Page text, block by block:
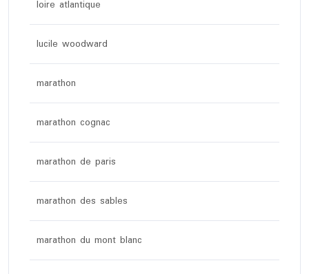
loire atlantique
lucile woodward
marathon
marathon cognac
marathon de paris
marathon des sables
marathon du mont blanc